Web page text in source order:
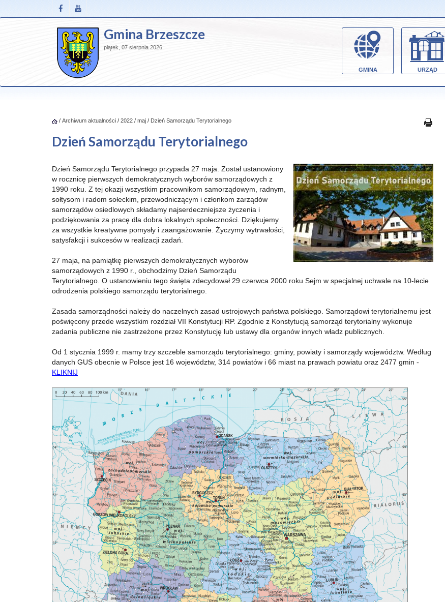
Gmina Brzeszcze
piątek, 07 sierpnia 2026
GMINA URZĄD
/ Archiwum aktualności / 2022 / maj / Dzień Samorządu Terytorialnego
Dzień Samorządu Terytorialnego
Dzień Samorządu Terytorialnego przypada 27 maja. Został ustanowiony
w rocznicę pierwszych demokratycznych wyborów samorządowych z
1990 roku. Z tej okazji wszystkim pracownikom samorządowym, radnym,
sołtysom i radom sołeckim, przewodniczącym i członkom zarządów
samorządów osiedlowych składamy najserdeczniejsze życzenia i
podziękowania za pracę dla dobra lokalnych społeczności. Dziękujemy
za wszystkie kreatywne pomysły i zaangażowanie. Życzymy wytrwałości,
satysfakcji i sukcesów w realizacji zadań.
27 maja, na pamiątkę pierwszych demokratycznych wyborów
samorządowych z 1990 r., obchodzimy Dzień Samorządu
Terytorialnego. O ustanowieniu tego święta zdecydował 29 czerwca 2000 roku Sejm w specjalnej uchwale na 10-lecie
odrodzenia polskiego samorządu terytorialnego.
Zasada samorządności należy do naczelnych zasad ustrojowych państwa polskiego. Samorządowi terytorialnemu jest
poświęcony przede wszystkim rozdział VII Konstytucji RP. Zgodnie z Konstytucją samorząd terytorialny wykonuje
zadania publiczne nie zastrzeżone przez Konstytucję lub ustawy dla organów innych władz publicznych.
Od 1 stycznia 1999 r. mamy trzy szczeble samorządu terytorialnego: gminy, powiaty i samorządy województw. Według
danych GUS obecnie w Polsce jest 16 województw, 314 powiatów i 66 miast na prawach powiatu oraz 2477 gmin -
KLIKNIJ